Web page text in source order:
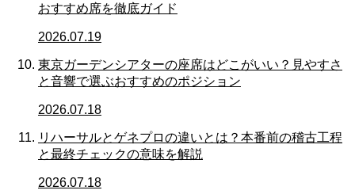
おすすめ席を徹底ガイド
2026.07.19
東京ガーデンシアターの座席はどこがいい？見やすさ
と音響で選ぶおすすめのポジション
2026.07.18
リハーサルとゲネプロの違いとは？本番前の稽古工程
と最終チェックの意味を解説
2026.07.18